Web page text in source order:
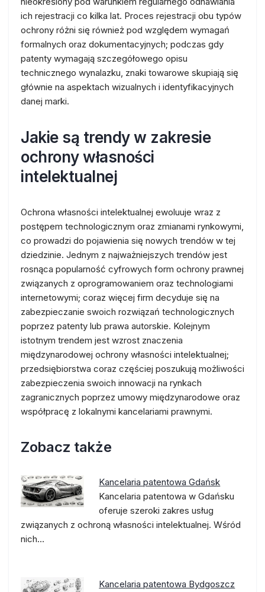
ich rejestracji co kilka lat. Proces rejestracji obu typów
ochrony różni się również pod względem wymagań
formalnych oraz dokumentacyjnych; podczas gdy
patenty wymagają szczegółowego opisu
technicznego wynalazku, znaki towarowe skupiają się
głównie na aspektach wizualnych i identyfikacyjnych
danej marki.
Jakie są trendy w zakresie
ochrony własności
intelektualnej
Ochrona własności intelektualnej ewoluuje wraz z
postępem technologicznym oraz zmianami rynkowymi,
co prowadzi do pojawienia się nowych trendów w tej
dziedzinie. Jednym z najważniejszych trendów jest
rosnąca popularność cyfrowych form ochrony prawnej
związanych z oprogramowaniem oraz technologiami
internetowymi; coraz więcej firm decyduje się na
zabezpieczanie swoich rozwiązań technologicznych
poprzez patenty lub prawa autorskie. Kolejnym
istotnym trendem jest wzrost znaczenia
międzynarodowej ochrony własności intelektualnej;
przedsiębiorstwa coraz częściej poszukują możliwości
zabezpieczenia swoich innowacji na rynkach
zagranicznych poprzez umowy międzynarodowe oraz
współpracę z lokalnymi kancelariami prawnymi.
Zobacz także
Kancelaria patentowa Gdańsk
Kancelaria patentowa w Gdańsku
oferuje szeroki zakres usług
związanych z ochroną własności intelektualnej. Wśród
nich…
Kancelaria patentowa Bydgoszcz